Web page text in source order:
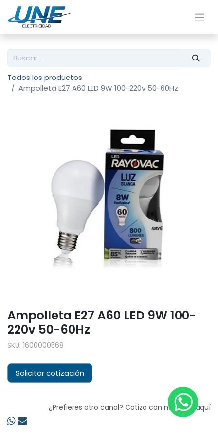
Todos los productos
Ampolleta E27 A60 LED 9W 100-220v 50-60Hz
Ampolleta E27 A60 LED 9W 100-
220v 50-60Hz
SKU: 1600000568
Solicitar cotización
¿Prefieres otro canal? Cotiza con nosotros aquí